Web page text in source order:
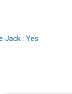
Jack : Yes